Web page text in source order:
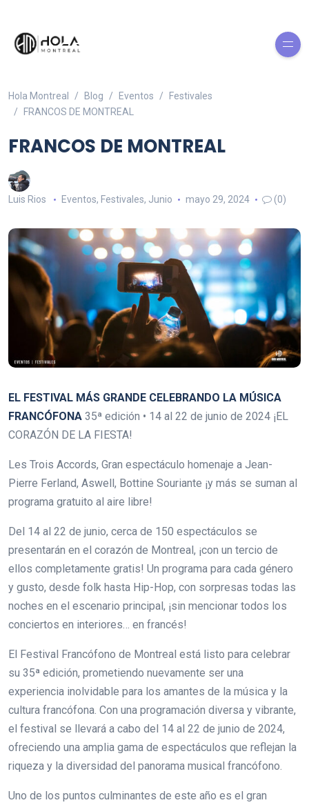
Hola Montreal Blog Eventos
Festivales
FRANCOS DE MONTREAL
FRANCOS DE MONTREAL
Luis Rios Eventos, Festivales, Junio mayo 29, 2024 (0)
EL FESTIVAL MÁS GRANDE CELEBRANDO LA MÚSICA
FRANCÓFONA 35ª edición • 14 al 22 de junio de 2024 ¡EL
CORAZÓN DE LA FIESTA!
Les Trois Accords, Gran espectáculo homenaje a Jean-
Pierre Ferland, Aswell, Bottine Souriante ¡y más se suman al
programa gratuito al aire libre!
Del 14 al 22 de junio, cerca de 150 espectáculos se
presentarán en el corazón de Montreal, ¡con un tercio de
ellos completamente gratis! Un programa para cada género
y gusto, desde folk hasta Hip-Hop, con sorpresas todas las
noches en el escenario principal, ¡sin mencionar todos los
conciertos en interiores… en francés!
El Festival Francófono de Montreal está listo para celebrar
su 35ª edición, prometiendo nuevamente ser una
experiencia inolvidable para los amantes de la música y la
cultura francófona. Con una programación diversa y vibrante,
el festival se llevará a cabo del 14 al 22 de junio de 2024,
ofreciendo una amplia gama de espectáculos que reflejan la
riqueza y la diversidad del panorama musical francófono.
Uno de los puntos culminantes de este año es el gran